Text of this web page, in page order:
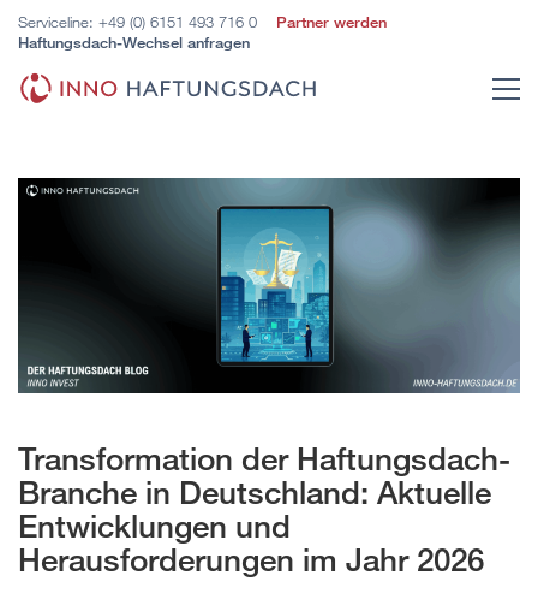
Serviceline: +49 (0) 6151 493 716 0
Partner werden
Haftungsdach-Wechsel anfragen
Transformation der Haftungsdach-
Branche in Deutschland: Aktuelle
Entwicklungen und
Herausforderungen im Jahr 2026